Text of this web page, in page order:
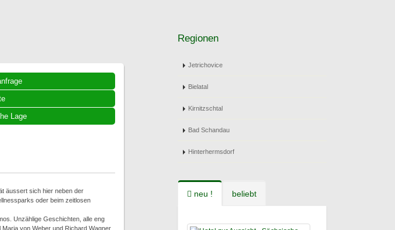
Lage
äussert sich hier neben der
oder beim zeitlosen
Unzählige Geschichten, alle eng
von Weber und Richard Wagner
Regionen
Jetrichovice
Bielatal
Kirnitzschtal
Bad Schandau
Hinterhermsdorf
neu ! beliebt